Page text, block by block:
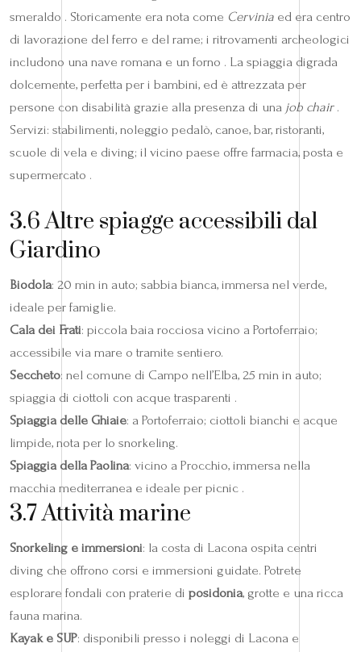
smeraldo . Storicamente era nota come Cervinia ed era centro
di lavorazione del ferro e del rame; i ritrovamenti archeologici
includono una nave romana e un forno . La spiaggia digrada
dolcemente, perfetta per i bambini, ed è attrezzata per
persone con disabilità grazie alla presenza di una job chair.
Servizi: stabilimenti, noleggio pedalò, canoe, bar, ristoranti,
scuole di vela e diving; il vicino paese offre farmacia, posta e
supermercato .
3.6 Altre spiagge accessibili dal
Giardino
Biodola: 20 min in auto; sabbia bianca, immersa nel verde,
ideale per famiglie.
Cala dei Frati: piccola baia rocciosa vicino a Portoferraio;
accessibile via mare o tramite sentiero.
Seccheto: nel comune di Campo nell’Elba, 25 min in auto;
spiaggia di ciottoli con acque trasparenti .
Spiaggia delle Ghiaie: a Portoferraio; ciottoli bianchi e acque
limpide, nota per lo snorkeling.
Spiaggia della Paolina: vicino a Procchio, immersa nella
macchia mediterranea e ideale per picnic .
3.7 Attività marine
Snorkeling e immersioni: la costa di Lacona ospita centri
diving che offrono corsi e immersioni guidate. Potrete
esplorare fondali con praterie di posidonia, grotte e una ricca
fauna marina.
Kayak e SUP: disponibili presso i noleggi di Lacona e